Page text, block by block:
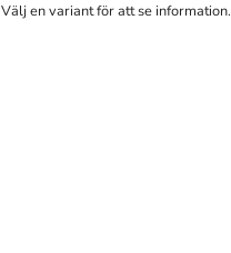
Välj en variant för att se information.